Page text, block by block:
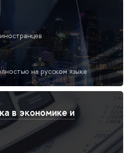
на русском языке
в экономике и